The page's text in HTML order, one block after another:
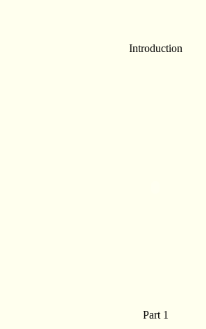
Introduction
Part 1